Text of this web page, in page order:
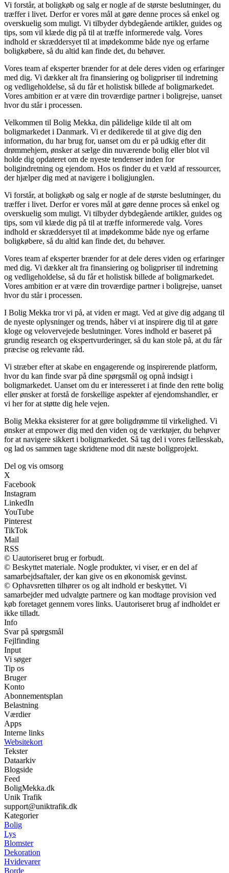
Vi forstår, at boligkøb og salg er nogle af de største beslutninger, du
træffer i livet. Derfor er vores mål at gøre denne proces så enkel og
overskuelig som muligt. Vi tilbyder dybdegående artikler, guides og
tips, som vil klæde dig på til at træffe informerede valg. Vores
indhold er skræddersyet til at imødekomme både nye og erfarne
boligkøbere, så du altid kan finde det, du behøver.
Vores team af eksperter brænder for at dele deres viden og erfaringer
med dig. Vi dækker alt fra finansiering og boligpriser til indretning
og vedligeholdelse, så du får et holistisk billede af boligmarkedet.
Vores ambition er at være din troværdige partner i boligrejse, uanset
hvor du står i processen.
Velkommen til Bolig Mekka, din pålidelige kilde til alt om
boligmarkedet i Danmark. Vi er dedikerede til at give dig den
information, du har brug for, uanset om du er på udkig efter dit
drømmehjem, ønsker at sælge din nuværende bolig eller blot vil
holde dig opdateret om de nyeste tendenser inden for
boligindretning og ejendom. Hos os finder du et væld af ressourcer,
der hjælper dig med at navigere i boligjunglen.
Vi forstår, at boligkøb og salg er nogle af de største beslutninger, du
træffer i livet. Derfor er vores mål at gøre denne proces så enkel og
overskuelig som muligt. Vi tilbyder dybdegående artikler, guides og
tips, som vil klæde dig på til at træffe informerede valg. Vores
indhold er skræddersyet til at imødekomme både nye og erfarne
boligkøbere, så du altid kan finde det, du behøver.
Vores team af eksperter brænder for at dele deres viden og erfaringer
med dig. Vi dækker alt fra finansiering og boligpriser til indretning
og vedligeholdelse, så du får et holistisk billede af boligmarkedet.
Vores ambition er at være din troværdige partner i boligrejse, uanset
hvor du står i processen.
I Bolig Mekka tror vi på, at viden er magt. Ved at give dig adgang til
de nyeste oplysninger og trends, håber vi at inspirere dig til at gøre
kloge og velovervejede beslutninger. Vores indhold er baseret på
grundig research og ekspertvurderinger, så du kan stole på, at du får
præcise og relevante råd.
Vi stræber efter at skabe en engagerende og inspirerende platform,
hvor du kan finde svar på dine spørgsmål og opnå indsigt i
boligmarkedet. Uanset om du er interesseret i at finde den rette bolig
eller ønsker at forstå de forskellige aspekter af ejendomshandler, er
vi her for at støtte dig hele vejen.
Bolig Mekka eksisterer for at gøre boligdrømme til virkelighed. Vi
ønsker at empower dig med den viden og de værktøjer, du behøver
for at navigere sikkert i boligmarkedet. Så tag del i vores fællesskab,
og lad os sammen tage skridtene mod dit næste boligprojekt.
Del og vis omsorg
X
Facebook
Instagram
LinkedIn
YouTube
Pinterest
TikTok
Mail
RSS
© Uautoriseret brug er forbudt.
© Beskyttet materiale. Nogle produkter, vi viser, er en del af
samarbejdsaftaler, der kan give os en økonomisk gevinst.
© Ophavsretten tilhører os og alt indhold er beskyttet. Vi
samarbejder med udvalgte partnere og kan modtage provision ved
køb foretaget gennem vores links. Uautoriseret brug af indholdet er
ikke tilladt.
Info
Svar på spørgsmål
Fejlfinding
Input
Vi søger
Tip os
Bruger
Konto
Abonnementsplan
Belastning
Værdier
Apps
Interne links
Websitekort
Tekster
Dataarkiv
Blogside
Feed
BoligMekka.dk
Unik Trafik
support@uniktrafik.dk
Kategorier
Bolig
Lys
Blomster
Dekoration
Hvidevarer
Borde